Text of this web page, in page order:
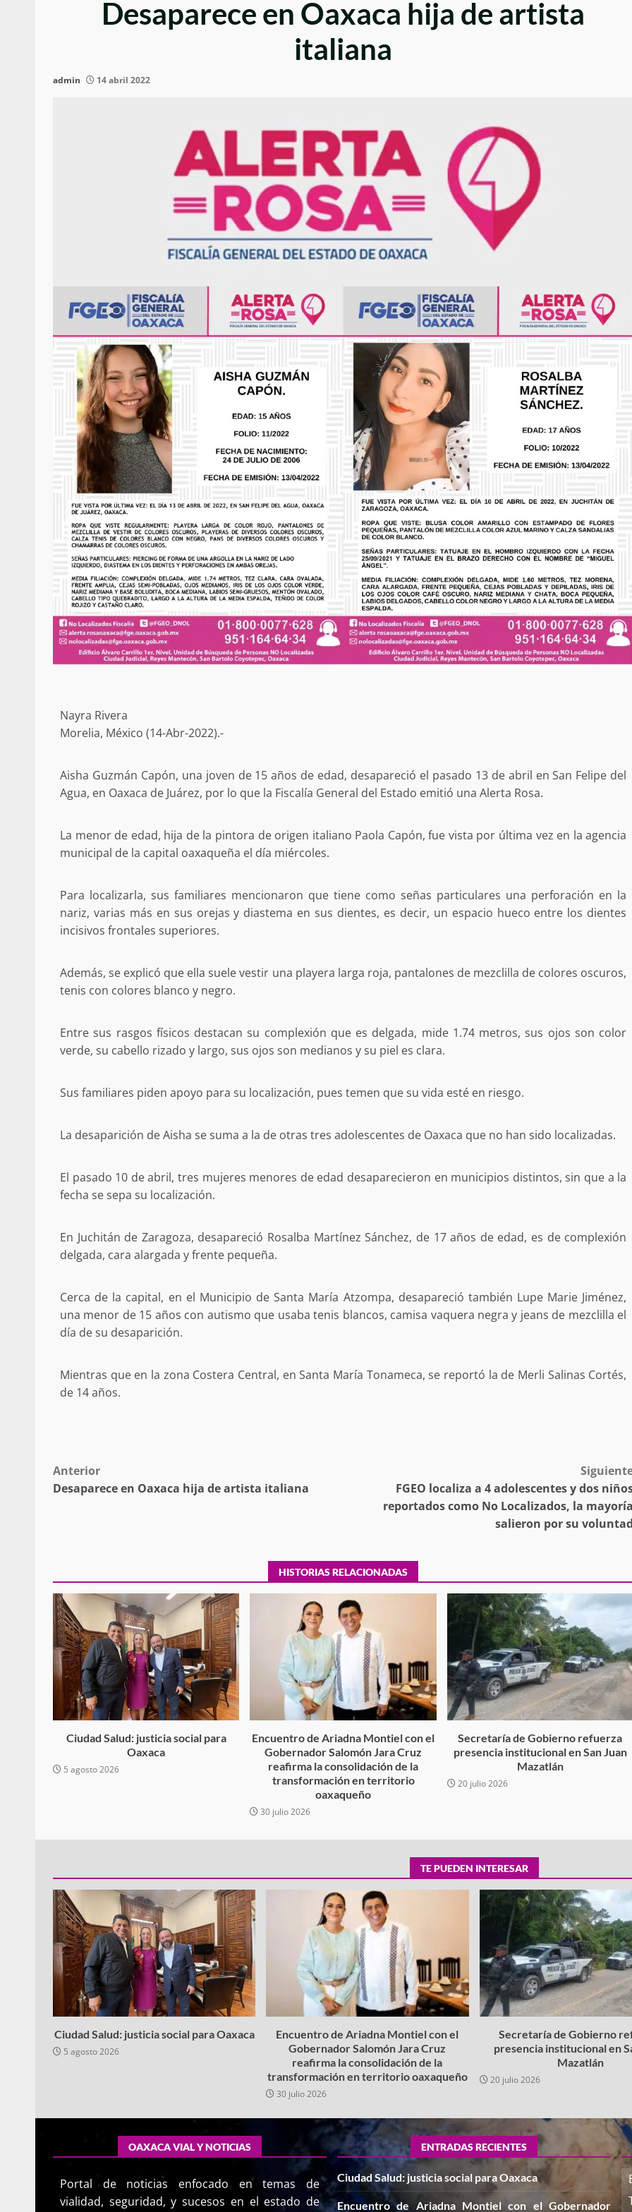
Desaparece en Oaxaca hija de artista
italiana
admin 14 abril 2022
Nayra Rivera
Morelia, México (14-Abr-2022).-
Aisha Guzmán Capón, una joven de 15 años de edad, desapareció el pasado 13 de abril en San Felipe del
Agua, en Oaxaca de Juárez, por lo que la Fiscalía General del Estado emitió una Alerta Rosa.
La menor de edad, hija de la pintora de origen italiano Paola Capón, fue vista por última vez en la agencia
municipal de la capital oaxaqueña el día miércoles.
Para localizarla, sus familiares mencionaron que tiene como señas particulares una perforación en la
nariz, varias más en sus orejas y diastema en sus dientes, es decir, un espacio hueco entre los dientes
incisivos frontales superiores.
Además, se explicó que ella suele vestir una playera larga roja, pantalones de mezclilla de colores oscuros,
tenis con colores blanco y negro.
Entre sus rasgos físicos destacan su complexión que es delgada, mide 1.74 metros, sus ojos son color
verde, su cabello rizado y largo, sus ojos son medianos y su piel es clara.
Sus familiares piden apoyo para su localización, pues temen que su vida esté en riesgo.
La desaparición de Aisha se suma a la de otras tres adolescentes de Oaxaca que no han sido localizadas.
El pasado 10 de abril, tres mujeres menores de edad desaparecieron en municipios distintos, sin que a la
fecha se sepa su localización.
En Juchitán de Zaragoza, desapareció Rosalba Martínez Sánchez, de 17 años de edad, es de complexión
delgada, cara alargada y frente pequeña.
Cerca de la capital, en el Municipio de Santa María Atzompa, desapareció también Lupe Marie Jiménez,
una menor de 15 años con autismo que usaba tenis blancos, camisa vaquera negra y jeans de mezclilla el
día de su desaparición.
Mientras que en la zona Costera Central, en Santa María Tonameca, se reportó la de Merli Salinas Cortés,
de 14 años.
Post
navigation
Anterior
Desaparece en Oaxaca hija de artista italiana
FGEO localiza a 4 adolescentes y dos
reportados como No Localizados, la mayoría
salieron por su voluntad
HISTORIAS RELACIONADAS
Ciudad Salud: justicia social para
Oaxaca
5 agosto 2026
Encuentro de Ariadna Montiel con el
Gobernador Salomón Jara Cruz
reafirma la consolidación de la
transformación en territorio
oaxaqueño
30 julio 2026
Secretaría de Gobierno refuerza
presencia institucional en San Juan
Mazatlán
20 julio 2026
ANUNCIA SENADOR ANTONINO MORALES
REFORMA ESTRUCTURAL AL ISSSTE EN
MATERIA DE PENSIONES Y CONCUBINATO
Ciudad Salud: justicia social para Oaxaca
Se normaliza la circulación vehicular a la
altura del puente Templadera, San Pedro
22 octubre 2024 30 enero 2025
California; FGR lo investiga por
presuntos delitos de delincuencia
admin 16 julio 2026
Ciudad Salud: justicia social para
admin 5 agosto 2026
operativos aéreos en la Sierra Sur
para reforzar la vigilancia y
admin 17 septiembre 2025
California; FGR lo investiga por
admin 16 julio 2026
SE BUSCA A RECIÉN NACIDA.
delito de pederastia cometido en
región del Istmo de Tehuantepec
admin 22 junio 2026
Policía Municipal frustra robo con
violencia y auxilia a empleada en la
zona de Módulos del Mercado de
Abasto
admin 27 enero 2026
Secretaría de Gobierno refuerza
presencia institucional en San
Mazatlán
admin 20 julio 2026
TE PUEDEN INTERESAR
Ciudad Salud: justicia social para Oaxaca
5 agosto 2026
Encuentro de Ariadna Montiel con el
Gobernador Salomón Jara Cruz
reafirma la consolidación de la
transformación en territorio oaxaqueño
30 julio 2026
Secretaría de Gobierno
presencia institucional en
Mazatlán
20 julio 2026
OAXACA VIAL Y NOTICIAS
Portal de noticias enfocado en temas de
vialidad, seguridad, y sucesos en el estado de
ENTRADAS RECIENTES
Ciudad Salud: justicia social para Oaxaca
Encuentro de Ariadna Montiel con el Gobernador